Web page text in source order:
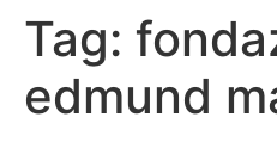
Tag:
edmund